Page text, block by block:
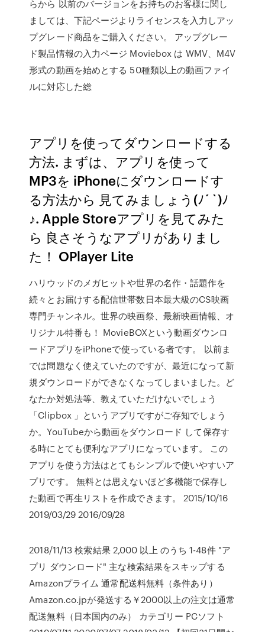
らから 以前のバージョンをお持ちのお客様に関し
ましては、下記ページよりライセンスを入力しアッ
プグレード商品をご購入ください。 アップグレー
ド製品情報の入力ページ Moviebox は WMV、M4V
形式の動画を始めとする 50種類以上の動画ファイ
ルに対応した総
アプリを使ってダウンロードする
方法. まずは、アプリを使って
MP3を iPhoneにダウンロードす
る方法から 見てみましょう(ﾉ´ `)ﾉ
♪. Apple Storeアプリを見てみた
ら 良さそうなアプリがありまし
た！ OPlayer Lite
ハリウッドのメガヒットや世界の名作・話題作を
続々とお届けする配信世帯数日本最大級のCS映画
専門チャンネル。世界の映画祭、最新映画情報、オ
リジナル特番も！ MovieBOXという動画ダウンロ
ードアプリをiPhoneで使っている者です。 以前ま
では問題なく使えていたのですが、最近になって新
規ダウンロードができなくなってしまいました。ど
なたか対処法等、教えていただけないでしょう
「Clipbox 」というアプリですがご存知でしょう
か。YouTubeから動画をダウンロード して保存す
る時にとても便利なアプリになっています。 この
アプリを使う方法はとてもシンプルで使いやすいア
プリです。 無料とは思えないほど多機能で保存し
た動画で再生リストを作成できます。 2015/10/16
2019/03/29 2016/09/28
2018/11/13 検索結果 2,000 以上 のうち 1-48件 "ア
プリ ダウンロード" 主な検索結果をスキップする
Amazonプライム 通常配送料無料（条件あり）
Amazon.co.jpが発送する￥2000以上の注文は通常
配送無料（日本国内のみ） カテゴリー PCソフト